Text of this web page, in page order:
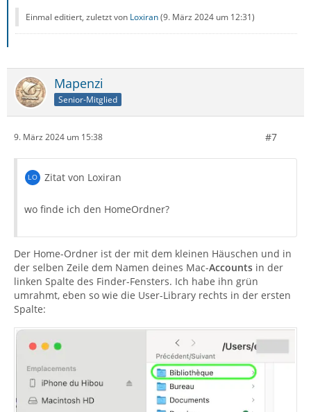
Einmal editiert, zuletzt von Loxiran(9. März 2024 um 12:31)
Mapenzi
Senior-Mitglied
9. März 2024 um 15:38 #7
Zitat von Loxiran
wo finde ich den HomeOrdner?
Der Home-Ordner ist der mit dem kleinen Häuschen und in
der selben Zeile dem Namen deines Mac-Accounts in der
linken Spalte des Finder-Fensters. Ich habe ihn grün
umrahmt, eben so wie die User-Library rechts in der ersten
Spalte: